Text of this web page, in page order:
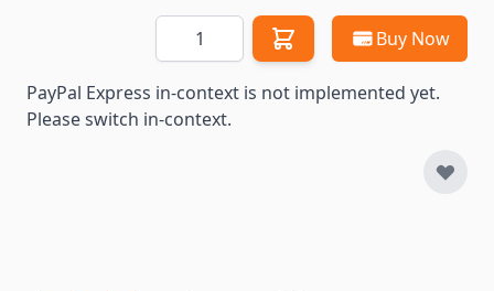
Quantité Buy Now
PayPal Express in-context is not implemented yet.
Please switch in-context.